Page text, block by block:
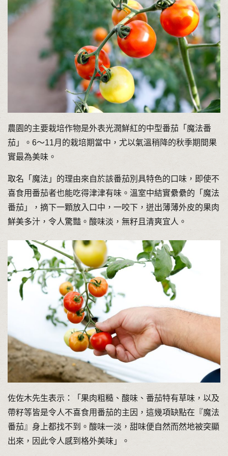
農園的主要栽培作物是外表光潤鮮紅的中型番茄「魔法番
茄」。6～11月的栽培期當中，尤以氣溫稍降的秋季期間果
實最為美味。
取名「魔法」的理由來自於該番茄別具特色的口味，即使不
喜食用番茄者也能吃得津津有味。溫室中結實纍纍的「魔法
番茄」，摘下一顆放入口中，一咬下，迸出薄薄外皮的果肉
鮮美多汁，令人驚豔。酸味淡，無籽且清爽宜人。
佐佐木先生表示：「果肉粗糙、酸味、番茄特有草味，以及
帶籽等皆是令人不喜食用番茄的主因，這幾項缺點在『魔法
番茄』身上都找不到。酸味一淡，甜味便自然而然地被突顯
出來，因此令人感到格外美味」。